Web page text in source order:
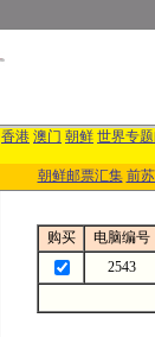
香港 澳门 朝鲜 世界专
朝鲜邮票汇集 前
购买 电脑编号
2543